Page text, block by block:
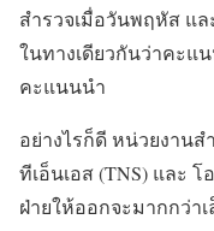
สำรวจเมื่อวันพฤหัส แล
ในทางเดียวกันว่าคะแ
คะแนนนำ
อย่างไรก็ดี หน่วยงาน
ทีเอ็นเอส (TNS) และ
ฝ่ายให้ออกจะมากกว่า